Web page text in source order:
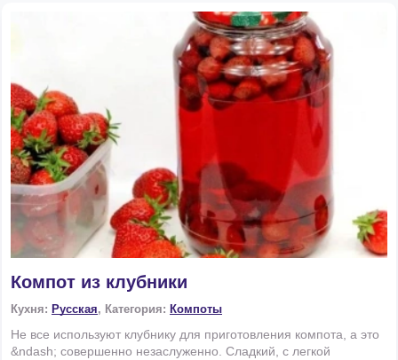
Компот из клубники
Кухня: Русская, Категория: Компоты
Не все используют клубнику для приготовления компота, а это
&ndash; совершенно незаслуженно. Сладкий, с легкой